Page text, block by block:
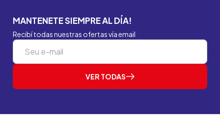
MANTENETE SIEMPRE AL DÍA!
Recibí todas nuestras ofertas vía email
VER TODAS